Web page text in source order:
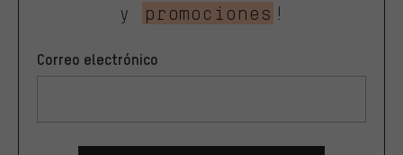
y
promociones !
Correo electrónico